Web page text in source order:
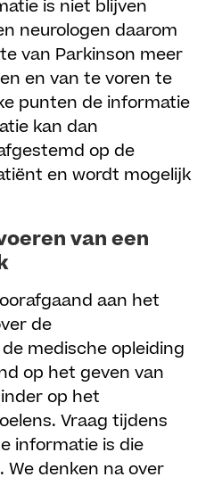
is niet blijven
neurologen daarom
van Parkinson meer
en van te voren te
punten de informatie
kan dan
op de
en wordt mogelijk
van een
aan het
de
medische opleiding
op het geven van
op het
Vraag tijdens
informatie is die
denken na over